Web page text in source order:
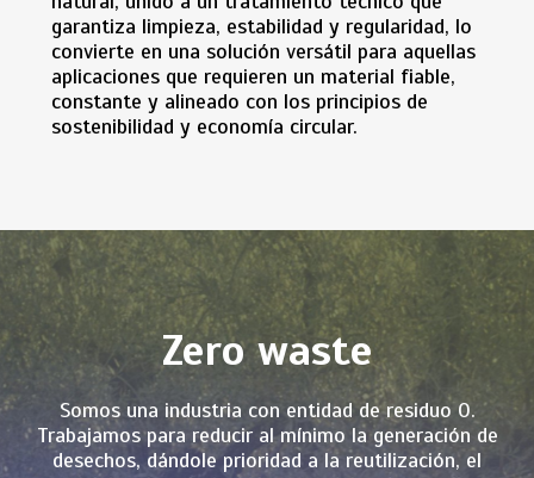
garantiza limpieza, estabilidad y regularidad, lo
convierte en una solución versátil para aquellas
aplicaciones que requieren un material fiable,
constante y alineado con los principios de
sostenibilidad y economía circular.
Zero waste
Somos una industria con entidad de residuo 0.
Trabajamos para reducir al mínimo la generación de
desechos, dándole prioridad a la reutilización, el